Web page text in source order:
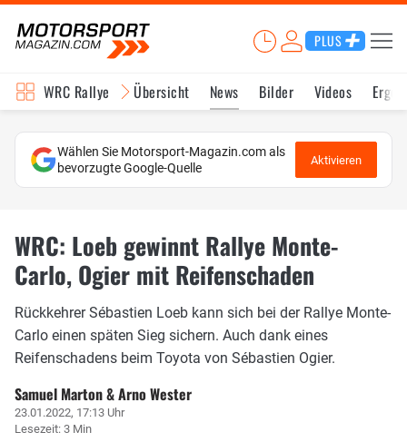
PLUS
WRC Rallye Übersicht News Bilder Videos
Wählen Sie Motorsport-Magazin.com als
bevorzugte Google-Quelle
Aktivieren
WRC: Loeb gewinnt Rallye Monte-
Carlo, Ogier mit Reifenschaden
Rückkehrer Sébastien Loeb kann sich bei der Rallye Monte-
Carlo einen späten Sieg sichern. Auch dank eines
Reifenschadens beim Toyota von Sébastien Ogier.
Samuel Marton & Arno Wester
23.01.2022, 17:13 Uhr
Lesezeit: 3 Min